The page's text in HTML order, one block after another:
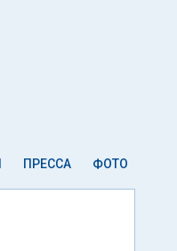
ПРЕССА ФОТО